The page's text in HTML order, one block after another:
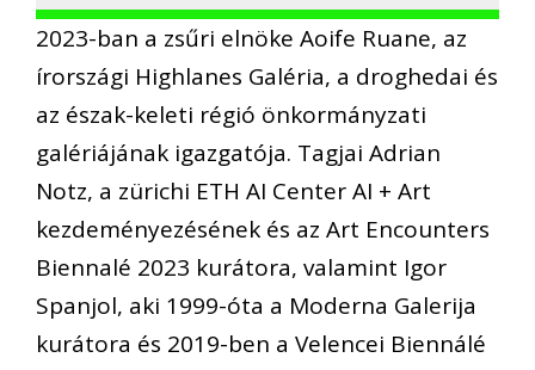
2023-ban a zsűri elnöke Aoife Ruane, az
írországi Highlanes Galéria, a droghedai és
az észak-keleti régió önkormányzati
galériájának igazgatója. Tagjai Adrian
Notz, a zürichi ETH AI Center AI + Art
kezdeményezésének és az Art Encounters
Biennalé 2023 kurátora, valamint Igor
Spanjol, aki 1999-óta a Moderna Galerija
kurátora és 2019-ben a Velencei Biennálé